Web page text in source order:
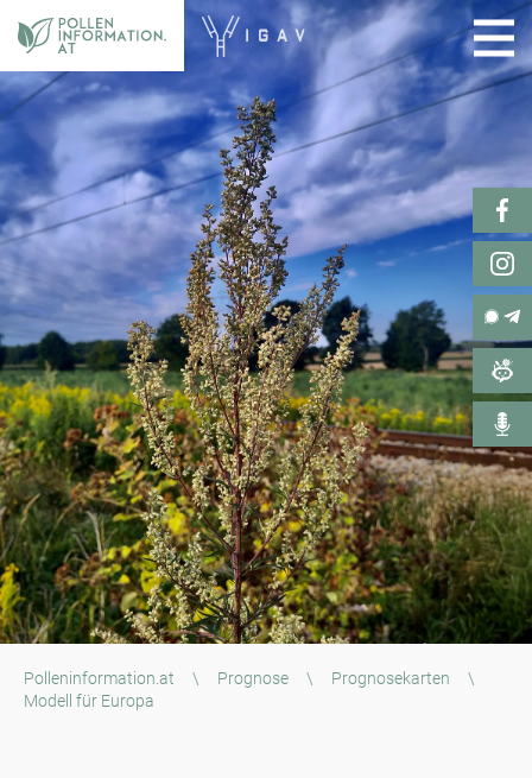
Polleninformation.at \ Prognose \ Prognosekarten
\
Modell für Europa